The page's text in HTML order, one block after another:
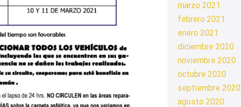
marzo 2021
febrero 2021
enero 2021
diciembre 2020
noviembre 2020
octubre 2020
septiembre 2020
agosto 2020